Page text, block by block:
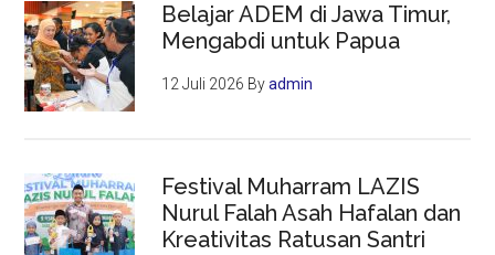
Belajar ADEM di Jawa Timur,
Mengabdi untuk Papua
12 Juli 2026 Byadmin
Festival Muharram LAZIS
Nurul Falah Asah Hafalan dan
Kreativitas Ratusan Santri